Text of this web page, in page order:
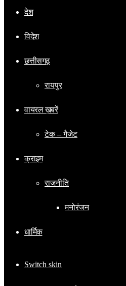
देश
विदेश
छत्तीसगढ़
रायपुर
वायरल ख़बरें
टेक – गैजेट
क्राइम
राजनीति
मनोरंजन
धार्मिक
Switch skin